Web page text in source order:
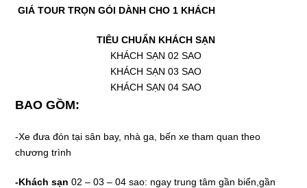
GIÁ TOUR TRỌN GÓI DÀNH CHO 1 KHÁCH
TIÊU CHUẨN KHÁCH SẠN
KHÁCH SẠN 02 SAO
KHÁCH SẠN 03 SAO
KHÁCH SẠN 04 SAO
BAO GỒM:
-Xe đưa đón tại sân bay, nhà ga, bến xe tham quan theo
chương trình
-Khách sạn 02 – 03 – 04 sao: ngay trung tâm gần biển,gần